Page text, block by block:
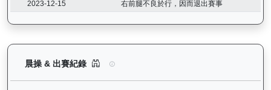
2023-12-15 右前腿不良於行，因而退出賽事
晨操 & 出賽紀錄 快樂奇兵（H297）— 晨操及出賽紀錄圖